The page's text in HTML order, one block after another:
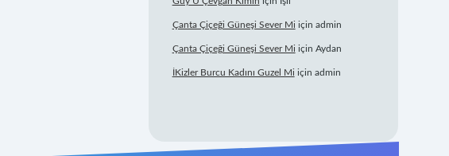
Çanta Çiçeği Güneşi Sever Mi için admin
Çanta Çiçeği Güneşi Sever Mi için Aydan
İKizler Burcu Kadını Guzel Mi için admin